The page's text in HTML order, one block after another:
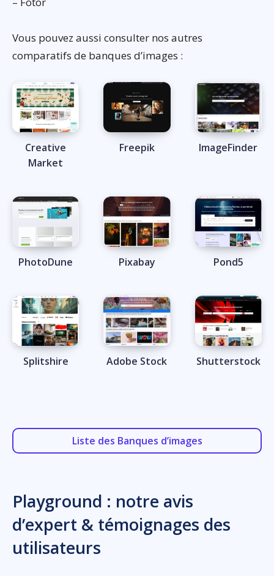
Vous pouvez aussi consulter nos autres
comparatifs de banques d’images :
Creative
Market
Freepik ImageFinder
PhotoDune Pixabay Pond5
Splitshire Adobe Stock Shutterstock
Liste des Banques d’images
Playground : notre avis
d’expert & témoignages des
utilisateurs